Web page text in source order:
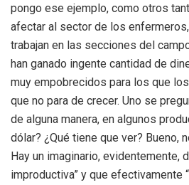
pongo ese ejemplo, como otros
afectar al sector de los
trabajan en las secciones del
han ganado ingente cantidad de
muy empobrecidos para los que
que no para de crecer. Uno se
de alguna manera, en algunos
dólar? ¿Qué tiene que ver? Bueno,
Hay un imaginario, evidentemente,
improductiva” y que efectivamente